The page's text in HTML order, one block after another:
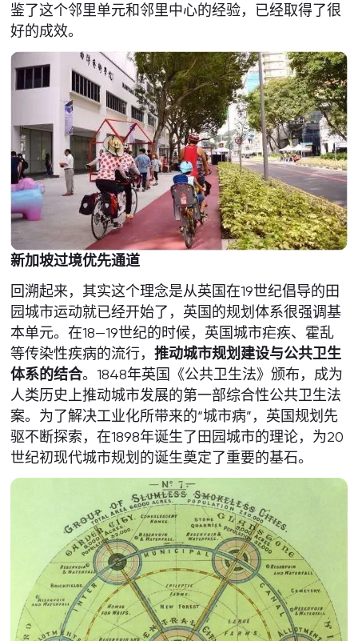
鉴了这个邻里单元和邻里中心的经验，已经取得了很
好的成效。
新加坡过境优先通道
回溯起来，其实这个理念是从英国在19世纪倡导的田
园城市运动就已经开始了，英国的规划体系很强调基
本单元。在18—19世纪的时候，英国城市疟疾、霍乱
等传染性疾病的流行，推动城市规划建设与公共卫生
体系的结合。1848年英国《公共卫生法》颁布，成为
人类历史上推动城市发展的第一部综合性公共卫生法
案。为了解决工业化所带来的“城市病”，英国规划先
驱不断探索，在1898年诞生了田园城市的理论，为20
世纪初现代城市规划的诞生奠定了重要的基石。